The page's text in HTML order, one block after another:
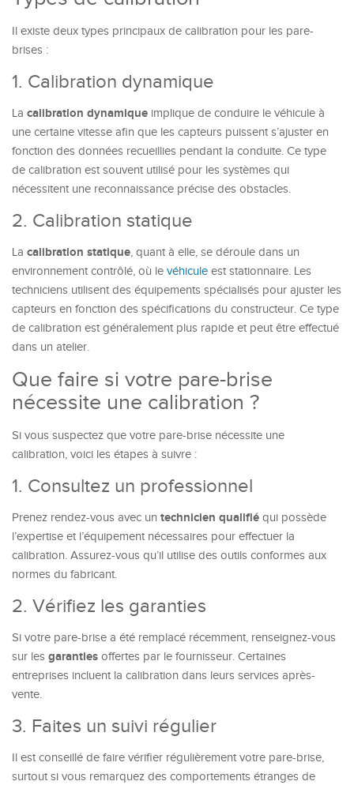
Il existe deux types principaux de calibration pour les pare-
brises :
1. Calibration dynamique
La calibration dynamique implique de conduire le véhicule à
une certaine vitesse afin que les capteurs puissent s’ajuster en
fonction des données recueillies pendant la conduite. Ce type
de calibration est souvent utilisé pour les systèmes qui
nécessitent une reconnaissance précise des obstacles.
2. Calibration statique
La calibration statique, quant à elle, se déroule dans un
environnement contrôlé, où le véhicule est stationnaire. Les
techniciens utilisent des équipements spécialisés pour ajuster les
capteurs en fonction des spécifications du constructeur. Ce type
de calibration est généralement plus rapide et peut être effectué
dans un atelier.
Que faire si votre pare-brise
nécessite une calibration ?
Si vous suspectez que votre pare-brise nécessite une
calibration, voici les étapes à suivre :
1. Consultez un professionnel
Prenez rendez-vous avec un technicien qualifié qui possède
l’expertise et l’équipement nécessaires pour effectuer la
calibration. Assurez-vous qu’il utilise des outils conformes aux
normes du fabricant.
2. Vérifiez les garanties
Si votre pare-brise a été remplacé récemment, renseignez-vous
sur les garanties offertes par le fournisseur. Certaines
entreprises incluent la calibration dans leurs services après-
vente.
3. Faites un suivi régulier
Il est conseillé de faire vérifier régulièrement votre pare-brise,
surtout si vous remarquez des comportements étranges de